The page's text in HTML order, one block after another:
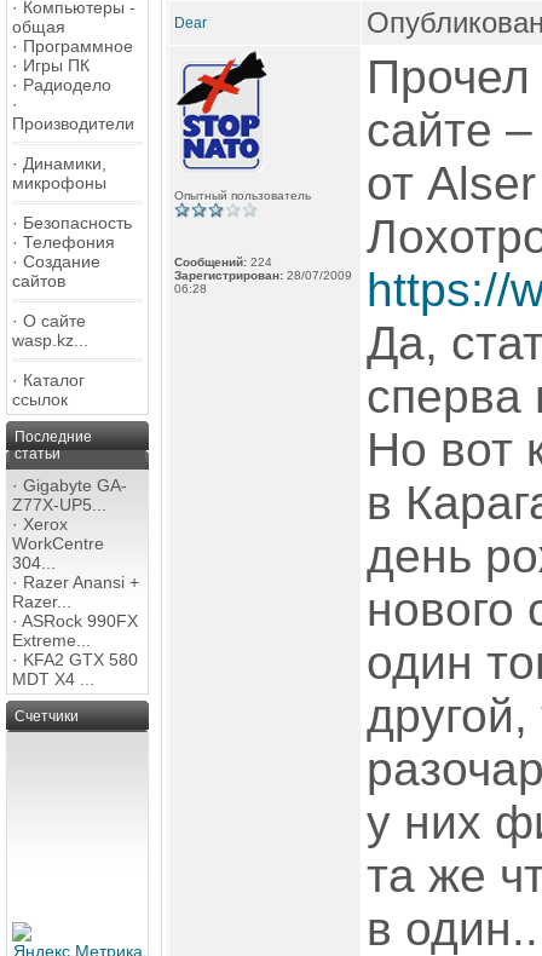
· Компьютеры -
общая
· Программное
· Игры ПК
· Радиодело
·
Производители
· Динамики,
микрофоны
· Безопасность
· Телефония
· Создание
сайтов
· О сайте
wasp.kz...
· Каталог
ссылок
Последние
статьи
· Gigabyte GA-
Z77X-UP5...
· Xerox
WorkCentre
304...
· Razer Anansi +
Razer...
· ASRock 990FX
Extreme...
· KFA2 GTX 580
MDT X4 ...
Счетчики
Dear
Опытный пользователь
Сообщений: 224
Зарегистрирован: 28/07/2009
06:28
сайте
от
https://
Да,
Но вот
в
день
нового
один
у них
та же
в